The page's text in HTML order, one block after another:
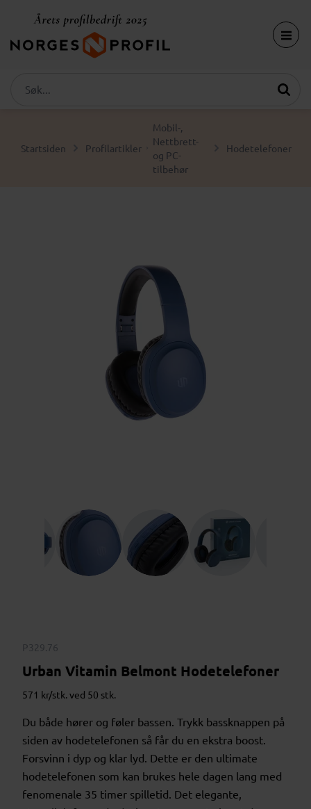
Startsiden Profilartikler
Mobil-,
Nettbrett-
og PC-
tilbehør
Hodetelefoner
P329.76
Urban Vitamin Belmont Hodetelefoner
571 kr/stk. ved 50 stk.
Du både hører og føler bassen. Trykk bassknappen på
siden av hodetelefonen så får du en ekstra boost.
Forsvinn i dyp og klar lyd. Dette er den ultimate
hodetelefonen som kan brukes hele dagen lang med
fenomenale 35 timer spilletid. Det elegante,